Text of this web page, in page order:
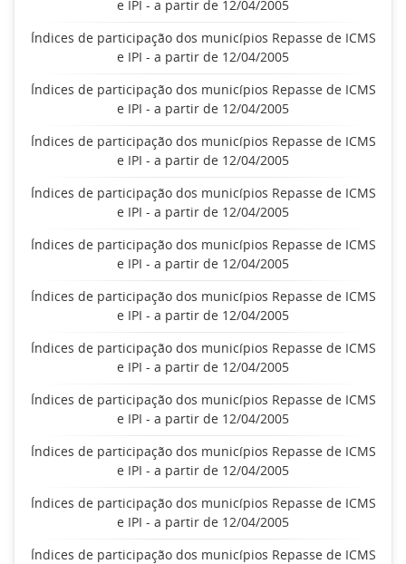
e IPI - a partir de 12/04/2005
Índices de participação dos municípios Repasse de ICMS
e IPI - a partir de 12/04/2005
Índices de participação dos municípios Repasse de ICMS
e IPI - a partir de 12/04/2005
Índices de participação dos municípios Repasse de ICMS
e IPI - a partir de 12/04/2005
Índices de participação dos municípios Repasse de ICMS
e IPI - a partir de 12/04/2005
Índices de participação dos municípios Repasse de ICMS
e IPI - a partir de 12/04/2005
Índices de participação dos municípios Repasse de ICMS
e IPI - a partir de 12/04/2005
Índices de participação dos municípios Repasse de ICMS
e IPI - a partir de 12/04/2005
Índices de participação dos municípios Repasse de ICMS
e IPI - a partir de 12/04/2005
Índices de participação dos municípios Repasse de ICMS
e IPI - a partir de 12/04/2005
Índices de participação dos municípios Repasse de ICMS
e IPI - a partir de 12/04/2005
Índices de participação dos municípios Repasse de ICMS